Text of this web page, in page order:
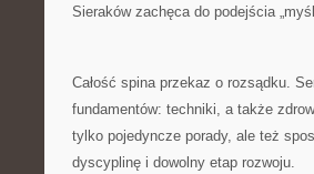
Sieraków zachęca do podejścia
Całość spina przekaz o rozsądku.
fundamentów: techniki, a także
tylko pojedyncze porady, ale też
dyscyplinę i dowolny etap rozwoju.